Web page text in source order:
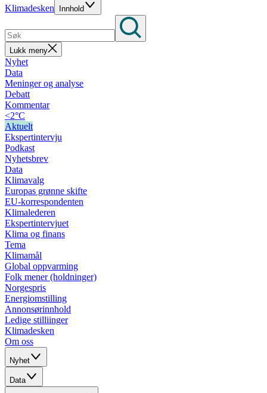
Klimadesken Innhold
Lukk meny
Nyhet
Data
Meninger og analyse
Debatt
Kommentar
<2°C
Aktuelt
Ekspertintervju
Podkast
Nyhetsbrev
Data
Klimavalg
Europas grønne skifte
EU-korrespondenten
Klimalederen
Ekspertintervjuet
Klima og finans
Tema
Klimamål
Global oppvarming
Folk mener (holdninger)
Norgespris
Energiomstilling
Annonsørinnhold
Ledige stilliinger
Klimadesken
Om oss
Nyhet
Data